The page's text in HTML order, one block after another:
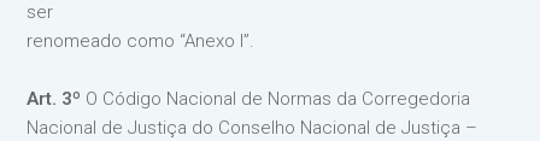
ser
renomeado como “Anexo I”.
Art. 3º O Código Nacional de Normas da Corregedoria
Nacional de Justiça do Conselho Nacional de Justiça –